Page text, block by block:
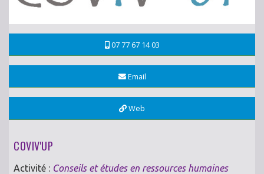
07 77 67 14 03
Email
Web
COVIV'UP
Activité : Conseils et études en ressources humaines